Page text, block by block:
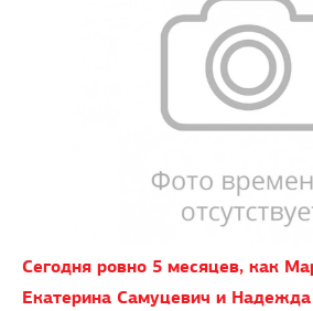
Сегодня ровно 5 месяцев, как
Екатерина Самуцевич и